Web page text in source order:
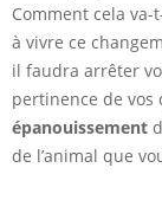
Comment cela
à vivre ce
il faudra arrêter
pertinence de
épanouissement
de l’animal que